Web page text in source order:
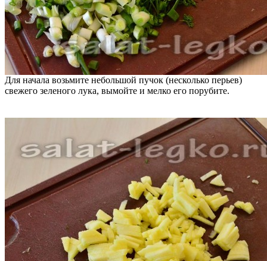
Для начала возьмите небольшой пучок (несколько перьев)
свежего зеленого лука, вымойте и мелко его порубите.